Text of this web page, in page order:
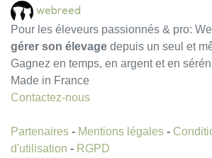
webreed
Pour les éleveurs passionnés & pro:
gérer son élevage depuis un seul et
Gagnez en temps, en argent et en
Made in France
Contactez-nous
Partenaires - Mentions légales -
d'utilisation - RGPD